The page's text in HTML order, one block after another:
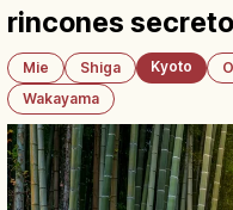
rincones
Mie Shiga Kyoto
Wakayama